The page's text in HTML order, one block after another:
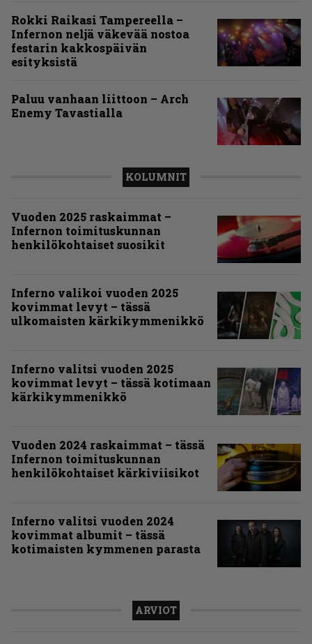
Rokki Raikasi Tampereella –
Infernon neljä väkevää nostoa
festarin kakkospäivän
esityksistä
Paluu vanhaan liittoon – Arch
Enemy Tavastialla
KOLUMNIT
Vuoden 2025 raskaimmat –
Infernon toimituskunnan
henkilökohtaiset suosikit
Inferno valikoi vuoden 2025
kovimmat levyt – tässä
ulkomaisten kärkikymmenikkö
Inferno valitsi vuoden 2025
kovimmat levyt – tässä kotimaan
kärkikymmenikkö
Vuoden 2024 raskaimmat – tässä
Infernon toimituskunnan
henkilökohtaiset kärkiviisikot
Inferno valitsi vuoden 2024
kovimmat albumit – tässä
kotimaisten kymmenen parasta
ARVIOT